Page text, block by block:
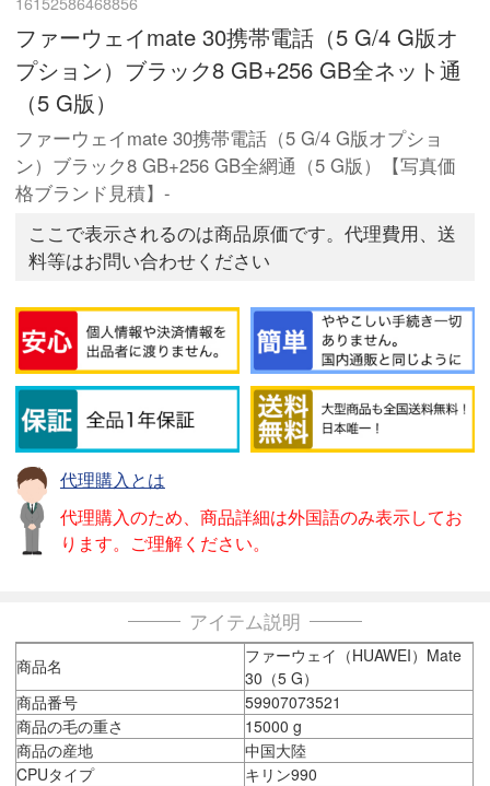
ファーウェイmate 30携帯電話（5 G/4 G版オ
プション）ブラック8 GB+256 GB全ネット通
（5 G版）
ファーウェイmate 30携帯電話（5 G/4 G版オプショ
ン）ブラック8 GB+256 GB全網通（5 G版）【写真価
格ブランド見積】-
ここで表示されるのは商品原価です。代理費用、送
料等はお問い合わせください
代理購入とは
代理購入のため、商品詳細は外国語のみ表示してお
ります。ご理解ください。
アイテム説明
商品名
ファーウェイ（HUAWEI）Mate
30（5 G）
商品番号
59907073521
商品の毛の重さ
15000 g
商品の産地
中国大陸
CPUタイプ
キリン990